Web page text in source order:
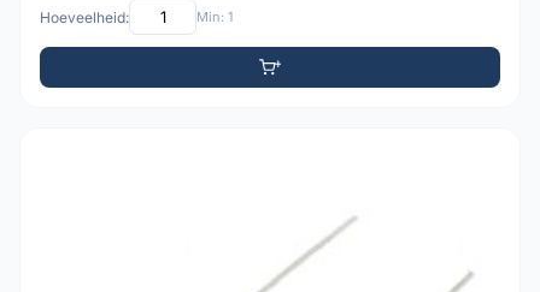
Hoeveelheid: Min: 1